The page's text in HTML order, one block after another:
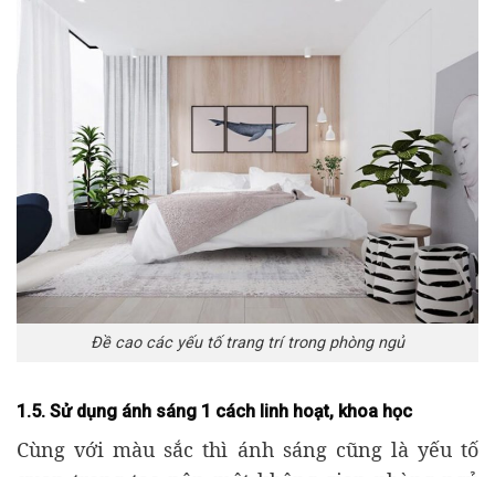
Đề cao các yếu tố trang trí trong phòng ngủ
1.5. Sử dụng ánh sáng 1 cách linh hoạt, khoa học
Cùng với màu sắc thì ánh sáng cũng là yếu tố